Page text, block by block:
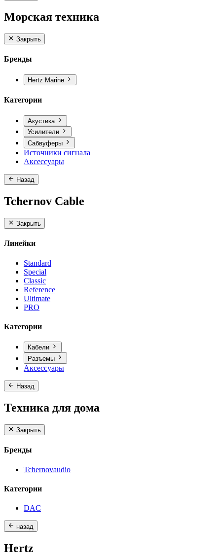
Морская техника
Закрыть
Бренды
Hertz Marine
Категории
Акустика
Усилители
Сабвуферы
Источники сигнала
Аксессуары
Назад
Tchernov Cable
Закрыть
Линейки
Standard
Special
Classic
Reference
Ultimate
PRO
Категории
Кабели
Разъемы
Аксессуары
Назад
Техника для дома
Закрыть
Бренды
Tchernovaudio
Категории
DAC
назад
Hertz